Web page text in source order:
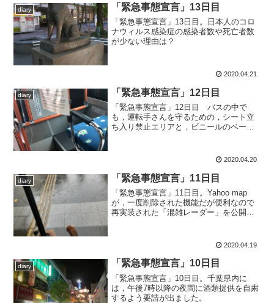
diary 「緊急事態宣言」13日目
「緊急事態宣言」13日目。日本人のコロ
ナウィルス感染症の感染者数や死亡者数
が少ない理由は？
2020.04.21
diary 「緊急事態宣言」12日目
「緊急事態宣言」12日目 バスの中で
も，運転手さんを守るための，シート立
ち入り禁止エリアと，ビニールのベール
2020.04.20
diary 「緊急事態宣言」11日目
「緊急事態宣言」11日目。Yahoo map
が，一度削除された機能だが便利なので
再実装された「混雑レーダー」を公開し
2020.04.19
diary 「緊急事態宣言」10日目
「緊急事態宣言」10日目。千葉県内に
は，午後7時以降の夜間に酒類提供を自粛
するよう要請が出ました。